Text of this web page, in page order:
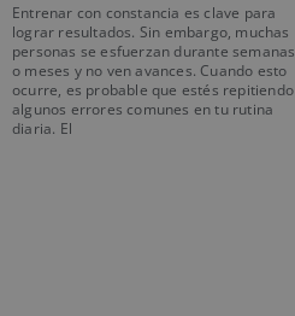
Entrenar con constancia es clave para
lograr resultados. Sin embargo, muchas
personas se esfuerzan durante semanas
o meses y no ven avances. Cuando esto
ocurre, es probable que estés repitiendo
algunos errores comunes en tu rutina
diaria. El